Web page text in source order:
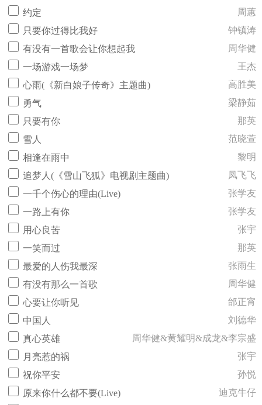
约定
周蕙
只要你过得比我好
钟镇涛
有没有一首歌会让你想起我
周华健
一场游戏一场梦
王杰
心雨(《新白娘子传奇》主题曲)
高胜美
勇气
梁静茹
只要有你
那英
雪人
范晓萱
相逢在雨中
黎明
追梦人(《雪山飞狐》电视剧主题曲)
凤飞飞
一千个伤心的理由(Live)
张学友
一路上有你
张学友
用心良苦
张宇
一笑而过
那英
最爱的人伤我最深
张雨生
有没有那么一首歌
周华健
心要让你听见
邰正宵
中国人
刘德华
真心英雄
周华健&黄耀明&成龙&李宗盛
月亮惹的祸
张宇
祝你平安
孙悦
原来你什么都不要(Live)
迪克牛仔